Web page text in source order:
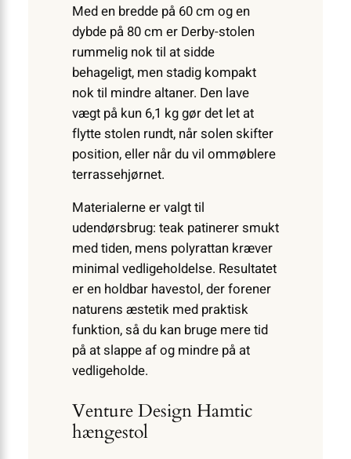
Med en bredde på 60 cm og en
dybde på 80 cm er Derby-stolen
rummelig nok til at sidde
behageligt, men stadig kompakt
nok til mindre altaner. Den lave
vægt på kun 6,1 kg gør det let at
flytte stolen rundt, når solen skifter
position, eller når du vil ommøblere
terrassehjørnet.
Materialerne er valgt til
udendørsbrug: teak patinerer smukt
med tiden, mens polyrattan kræver
minimal vedligeholdelse. Resultatet
er en holdbar havestol, der forener
naturens æstetik med praktisk
funktion, så du kan bruge mere tid
på at slappe af og mindre på at
vedligeholde.
Venture Design Hamtic
hængestol